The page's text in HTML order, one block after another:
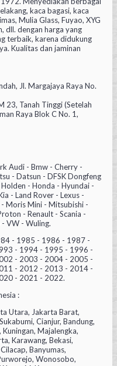
kaca bagasi, kaca
Mulia Glass, Fuyao, XYG
dll. dengan harga yang
terbaik, karena didukung
Kualitas dan jaminan
Jl. Margajaya Raya No.
23, Tanah Tinggi (Setelah
Raya Blok C No. 1,
Audi - Bmw - Cherry -
- Datsun - DFSK Dongfeng
- Honda - Hyundai -
- Land Rover - Lexus -
Moris Mini - Mitsubishi -
- Renault - Scania -
VW - Wuling.
- 1985 - 1986 - 1987 -
- 1994 - 1995 - 1996 -
- 2003 - 2004 - 2005 -
- 2012 - 2013 - 2014 -
- 2021 - 2022.
:
Utara, Jakarta Barat,
Cianjur, Bandung,
Majalengka,
Karawang, Bekasi,
Banyumas,
Wonosobo,